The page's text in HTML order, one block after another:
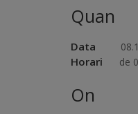
Quan
Data
Horari de
On